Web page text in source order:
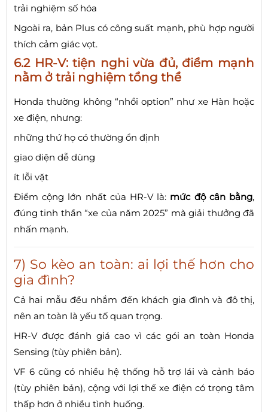
trải nghiệm số hóa
Ngoài ra, bản Plus có công suất mạnh, phù hợp người
thích cảm giác vọt.
6.2 HR-V: tiện nghi vừa đủ, điểm mạnh
nằm ở trải nghiệm tổng thể
Honda thường không “nhồi option” như xe Hàn hoặc
xe điện, nhưng:
những thứ họ có thường ổn định
giao diện dễ dùng
ít lỗi vặt
Điểm cộng lớn nhất của HR-V là: mức độ cân bằng,
đúng tinh thần “xe của năm 2025” mà giải thưởng đã
nhấn mạnh.
7) So kèo an toàn: ai lợi thế hơn cho
gia đình?
Cả hai mẫu đều nhắm đến khách gia đình và đô thị,
nên an toàn là yếu tố quan trọng.
HR-V được đánh giá cao vì các gói an toàn Honda
Sensing (tùy phiên bản).
VF 6 cũng có nhiều hệ thống hỗ trợ lái và cảnh báo
(tùy phiên bản), cộng với lợi thế xe điện có trọng tâm
thấp hơn ở nhiều tình huống.